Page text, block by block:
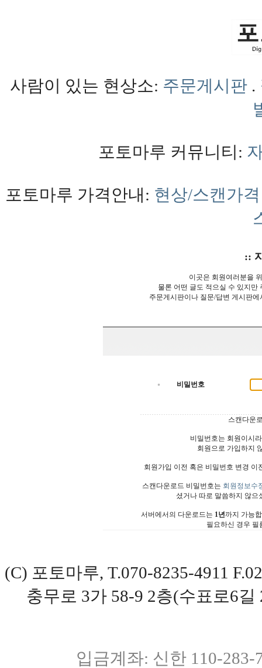
사람이 있는 현상소: 주문게시판 .
포토마루 커뮤니티:
포토마루 가격안내: 현상/스캔가격
::
이곳은 회원여러분을
물론 어떤 글도 적으실 수 있지만
주문게시판이나 질문/답변 게시판
비밀번호
스캔다운
비밀번호는 회원이시
회원으로 가입하지
회원가입 이전 혹은 비밀번호 변경
스캔다운로드 비밀번호는 회원정보수
셨거나 따로 말씀하지 않으
서버에서의 다운로드는 1년까지 가능
필요하신 경우 필
(C) 포토마루, T.070-8235-4911
충무로 3가 58-9 2층(수표로6
입금계좌: 신한 110-